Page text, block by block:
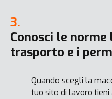
3.
Conosci le
trasporto e i
Quando scegli la
tuo sito di lavoro